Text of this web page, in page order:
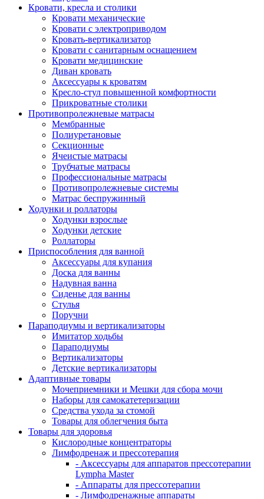
Кровати, кресла и столики
Кровати механические
Кровати с электроприводом
Кровать-вертикализатор
Кровати с санитарным оснащением
Кровати медицинские
Диван кровать
Аксессуары к кроватям
Кресло-стул повышенной комфортности
Прикроватные столики
Противопролежневые матрасы
Мембранные
Полиуретановые
Секционные
Ячеистые матрасы
Трубчатые матрасы
Профессиональные матрасы
Противопролежневые системы
Матрас беспружинный
Ходунки и роллаторы
Ходунки взрослые
Ходунки детские
Роллаторы
Приспособления для ванной
Аксессуары для купания
Доска для ванны
Надувная ванна
Сиденье для ванны
Стулья
Поручни
Параподиумы и вертикализаторы
Имитатор ходьбы
Параподиумы
Вертикализаторы
Детские вертикализаторы
Адаптивные товары
Мочеприемники и Мешки для сбора мочи
Наборы для самокатетеризации
Средства ухода за стомой
Товары для облегчения быта
Товары для здоровья
Кислородные концентраторы
Лимфодренаж и прессотерапия
- Аксессуары для аппаратов прессотерапии
Lympha Master
- Аппараты для прессотерапии
- Лимфодренажные аппараты